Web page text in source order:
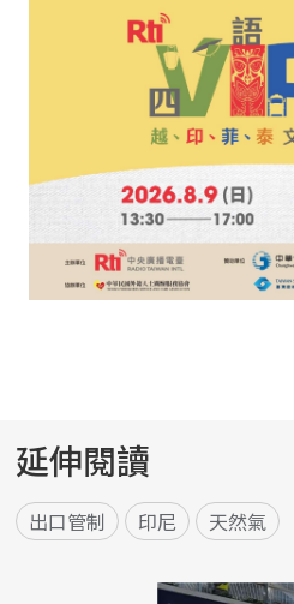
延伸閱讀
出口管制 印尼 天然氣